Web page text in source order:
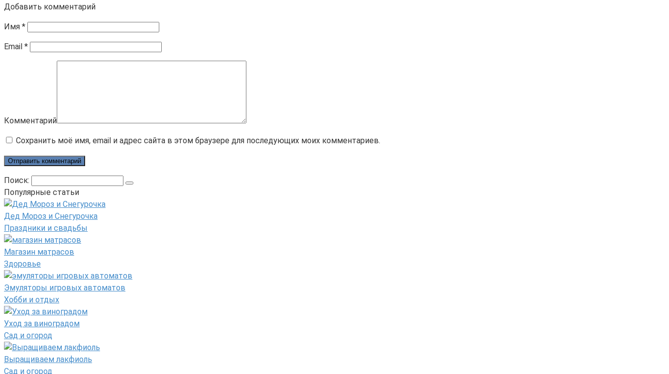
Добавить комментарий
Имя *
Email *
Комментарий
Сохранить моё имя, email и адрес сайта в этом браузере для последующих моих комментариев.
Поиск:
Популярные статьи
Дед Мороз и Снегурочка
Праздники и свадьбы
Магазин матрасов
Здоровье
Эмуляторы игровых автоматов
Хобби и отдых
Уход за виноградом
Сад и огород
Выращиваем лакфиоль
Сад и огород